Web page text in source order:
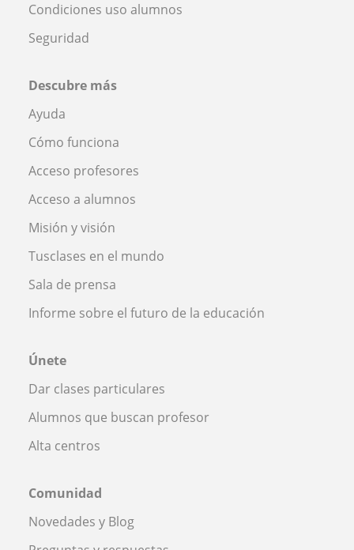
Condiciones uso alumnos
Seguridad
Descubre más
Ayuda
Cómo funciona
Acceso profesores
Acceso a alumnos
Misión y visión
Tusclases en el mundo
Sala de prensa
Informe sobre el futuro de la educación
Únete
Dar clases particulares
Alumnos que buscan profesor
Alta centros
Comunidad
Novedades y Blog